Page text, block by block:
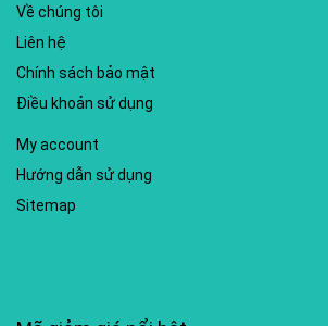
Về chúng tôi
Liên hệ
Chính sách bảo mật
Điều khoản sử dụng
My account
Hướng dẫn sử dụng
Sitemap